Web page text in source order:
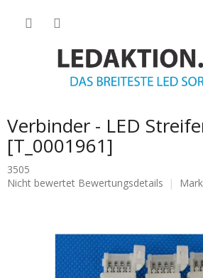
Verbinder - LED
[T_0001961]
3505
Die
Nicht bewertet Bewertungsdetails